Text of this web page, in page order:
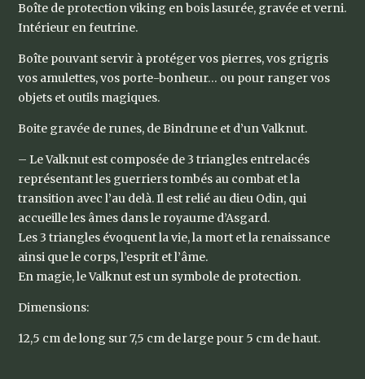
Boîte de protection viking en bois lasurée, gravée et verni.
Intérieur en feutrine.
Boîte pouvant servir à protéger vos pierres, vos grigris
vos amulettes, vos porte-bonheur… ou pour ranger vos
objets et outils magiques.
Boite gravée de runes, de Bindrune et d’un Valknut.
– Le Valknut est composée de 3 triangles entrelacés
représentant les guerriers tombés au combat et la
transition avec l’au delà. Il est relié au dieu Odin, qui
accueille les âmes dans le royaume d’Asgard.
Les 3 triangles évoquent la vie, la mort et la renaissance
ainsi que le corps, l’esprit et l’âme.
En magie, le Valknut est un symbole de protection.
Dimensions:
12,5 cm de long sur 7,5 cm de large pour 5 cm de haut.